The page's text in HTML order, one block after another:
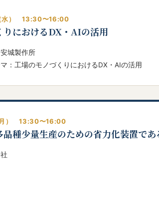
水） 13:30〜16:00
りにおけるDX・AIの活用
城製作所
工場のモノづくりにおけるDX・AIの活用
） 13:30〜16:00
品種少量生産のための省力化装置であ